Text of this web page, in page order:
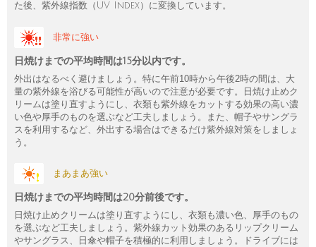
た後、紫外線指数（UV Index）に変換しています。
非常に強い
日焼けまでの平均時間は15分以内です。
外出はなるべく避けましょう。特に午前10時から午後2時の間は、大
量の紫外線を浴びる可能性が高いので注意が必要です。日焼け止めク
リームは塗り直すようにし、衣類も紫外線をカットする効果の高い濃
い色や厚手のものを選ぶなど工夫しましょう。また、帽子やサングラ
スを利用するなど、外出する場合はできるだけ紫外線対策をしましょ
う。
まあまあ強い
日焼けまでの平均時間は20分前後です。
日焼け止めクリームは塗り直すようにし、衣類も濃い色、厚手のもの
を選ぶなど工夫しましょう。紫外線カット効果のあるリップクリーム
やサングラス、日傘や帽子を積極的に利用しましょう。ドライブには